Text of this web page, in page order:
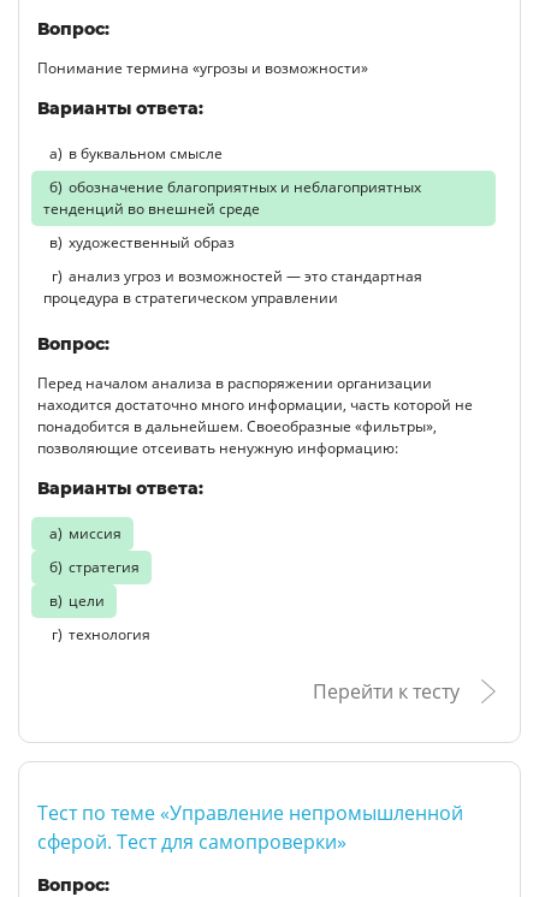
Вопрос:
Понимание термина «угрозы и возможности»
Варианты ответа:
в буквальном смысле
обозначение благоприятных и неблагоприятных
тенденций во внешней среде
художественный образ
анализ угроз и возможностей — это стандартная
процедура в стратегическом управлении
Вопрос:
Перед началом анализа в распоряжении организации
находится достаточно много информации, часть которой не
понадобится в дальнейшем. Своеобразные «фильтры»,
позволяющие отсеивать ненужную информацию:
Варианты ответа:
миссия
стратегия
цели
технология
Перейти к тесту
Тест по теме «Управление непромышленной
сферой. Тест для самопроверки»
Вопрос: